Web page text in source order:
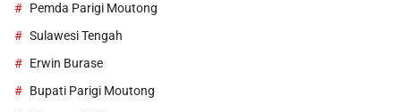
Pemda Parigi Moutong
Sulawesi Tengah
Erwin Burase
Bupati Parigi Moutong